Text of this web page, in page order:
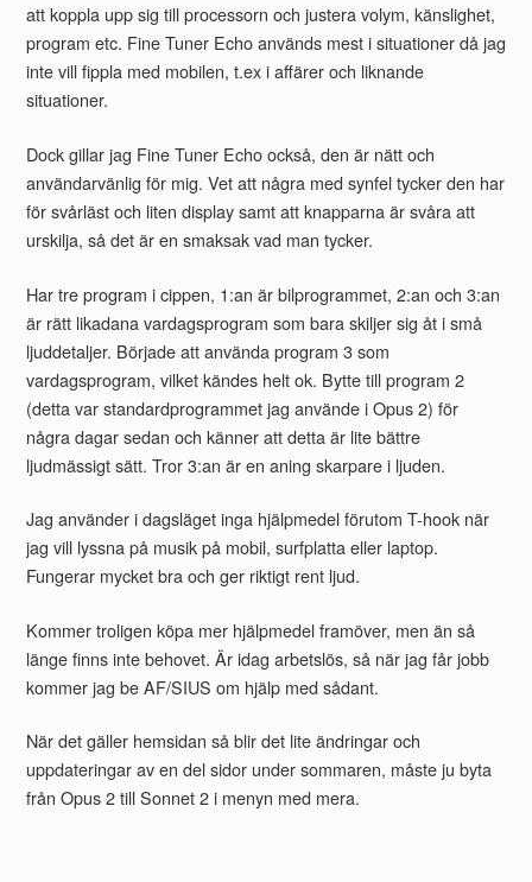
att koppla upp sig till processorn och justera volym, känslighet,
program etc. Fine Tuner Echo används mest i situationer då jag
inte vill fippla med mobilen, t.ex i affärer och liknande
situationer.
Dock gillar jag Fine Tuner Echo också, den är nätt och
användarvänlig för mig. Vet att några med synfel tycker den har
för svårläst och liten display samt att knapparna är svåra att
urskilja, så det är en smaksak vad man tycker.
Har tre program i cippen, 1:an är bilprogrammet, 2:an och 3:an
är rätt likadana vardagsprogram som bara skiljer sig åt i små
ljuddetaljer. Började att använda program 3 som
vardagsprogram, vilket kändes helt ok. Bytte till program 2
(detta var standardprogrammet jag använde i Opus 2) för
några dagar sedan och känner att detta är lite bättre
ljudmässigt sätt. Tror 3:an är en aning skarpare i ljuden.
Jag använder i dagsläget inga hjälpmedel förutom T-hook när
jag vill lyssna på musik på mobil, surfplatta eller laptop.
Fungerar mycket bra och ger riktigt rent ljud.
Kommer troligen köpa mer hjälpmedel framöver, men än så
länge finns inte behovet. Är idag arbetslös, så när jag får jobb
kommer jag be AF/SIUS om hjälp med sådant.
När det gäller hemsidan så blir det lite ändringar och
uppdateringar av en del sidor under sommaren, måste ju byta
från Opus 2 till Sonnet 2 i menyn med mera.